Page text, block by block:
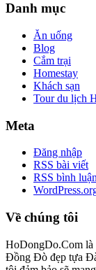
Danh mục
Ăn uống
Blog
Cắm trại
Homestay
Khách sạn
Tour du lịch
Meta
Đăng nhập
RSS bài viết
RSS bình luận
Về chúng tôi
HoDongDo.Com là
Đồng Đò đẹp tựa